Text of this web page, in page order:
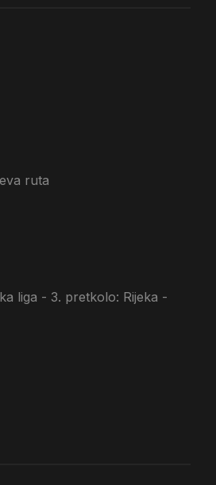
ruta
liga - 3. pretkolo: Rijeka -